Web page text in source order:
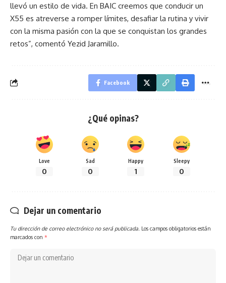
llevó un estilo de vida. En BAIC creemos que conducir un
X55 es atreverse a romper límites, desafiar la rutina y vivir
con la misma pasión con la que se conquistan los grandes
retos”, comentó Yezid Jaramillo.
Facebook
¿Qué opinas?
Love
0
Sad
0
Happy
1
Sleepy
0
Dejar un comentario
Tu dirección de correo electrónico no será publicada. Los campos obligatorios están
marcados con *